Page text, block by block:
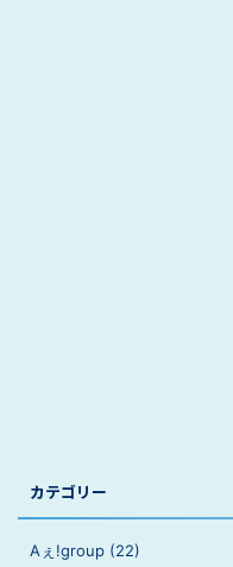
カテゴリー
Aぇ!group (22)